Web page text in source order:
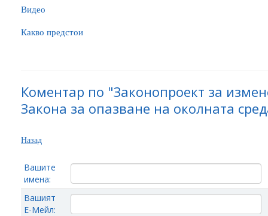
Видео
Какво предстои
Коментар по "Законопроект за
Закона за опазване на околната
Назад
Вашите
имена:
Вашият
Е-Мейл: